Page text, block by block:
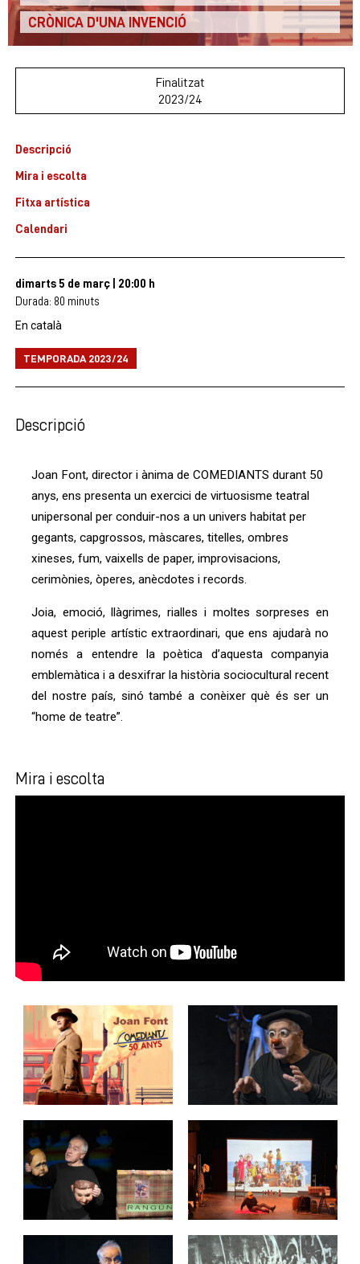
CRÒNICA D'UNA INVENCIÓ
Finalitzat
2023/24
Descripció
Mira i escolta
Fitxa artística
Calendari
dimarts 5 de març 20:00 h
Durada: 80 minuts
En català
TEMPORADA 2023/24
Descripció
Joan Font, director i ànima de COMEDIANTS durant 50
anys, ens presenta un exercici de virtuosisme teatral
unipersonal per conduir-nos a un univers habitat per
gegants, capgrossos, màscares, titelles, ombres
xineses, fum, vaixells de paper, improvisacions,
cerimònies, òperes, anècdotes i records.
Joia, emoció, llàgrimes, rialles i moltes sorpreses en
aquest periple artístic extraordinari, que ens ajudarà no
només a entendre la poètica d’aquesta companyia
emblemàtica i a desxifrar la història sociocultural recent
del nostre país, sinó també a conèixer què és ser un
“home de teatre”.
Mira i escolta